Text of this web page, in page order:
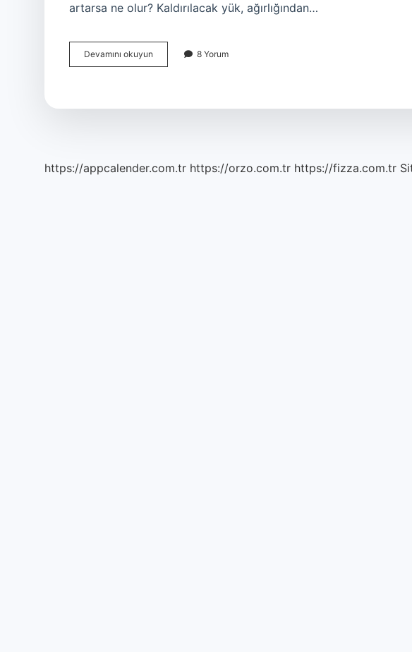
artarsa ne olur? Kaldırılacak yük, ağırlığından…
Devamını okuyun
Düzlemin
8 Yorum
https://appcalender.com.tr https://orzo.com.tr https://fizza.com.tr